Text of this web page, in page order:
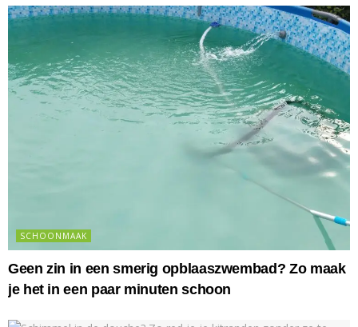
SCHOONMAAK
Geen zin in een smerig opblaaszwembad? Zo maak
je het in een paar minuten schoon